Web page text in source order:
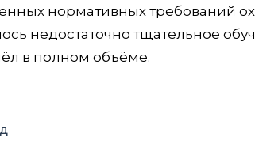
нормативных требований
недостаточно тщательное
в полном объёме.